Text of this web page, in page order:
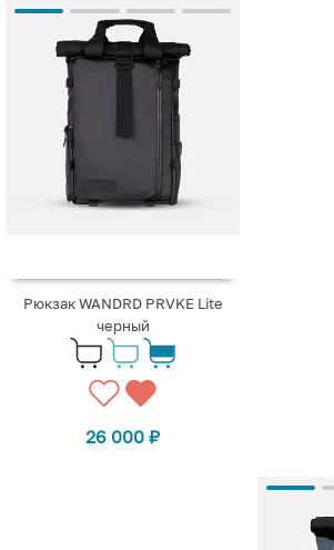
Рюкзак WANDRD PRVKE Lite
черный
26 000 ₽